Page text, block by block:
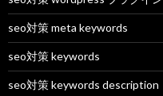
seo対策 meta keywords
seo対策 keywords
seo対策 keywords description